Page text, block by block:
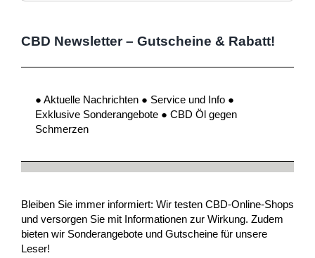
CBD Newsletter – Gutscheine & Rabatt!
● Aktuelle Nachrichten ● Service und Info ●
Exklusive Sonderangebote ● CBD Öl gegen
Schmerzen
Bleiben Sie immer informiert: Wir testen CBD-Online-Shops
und versorgen Sie mit Informationen zur Wirkung. Zudem
bieten wir Sonderangebote und Gutscheine für unsere
Leser!